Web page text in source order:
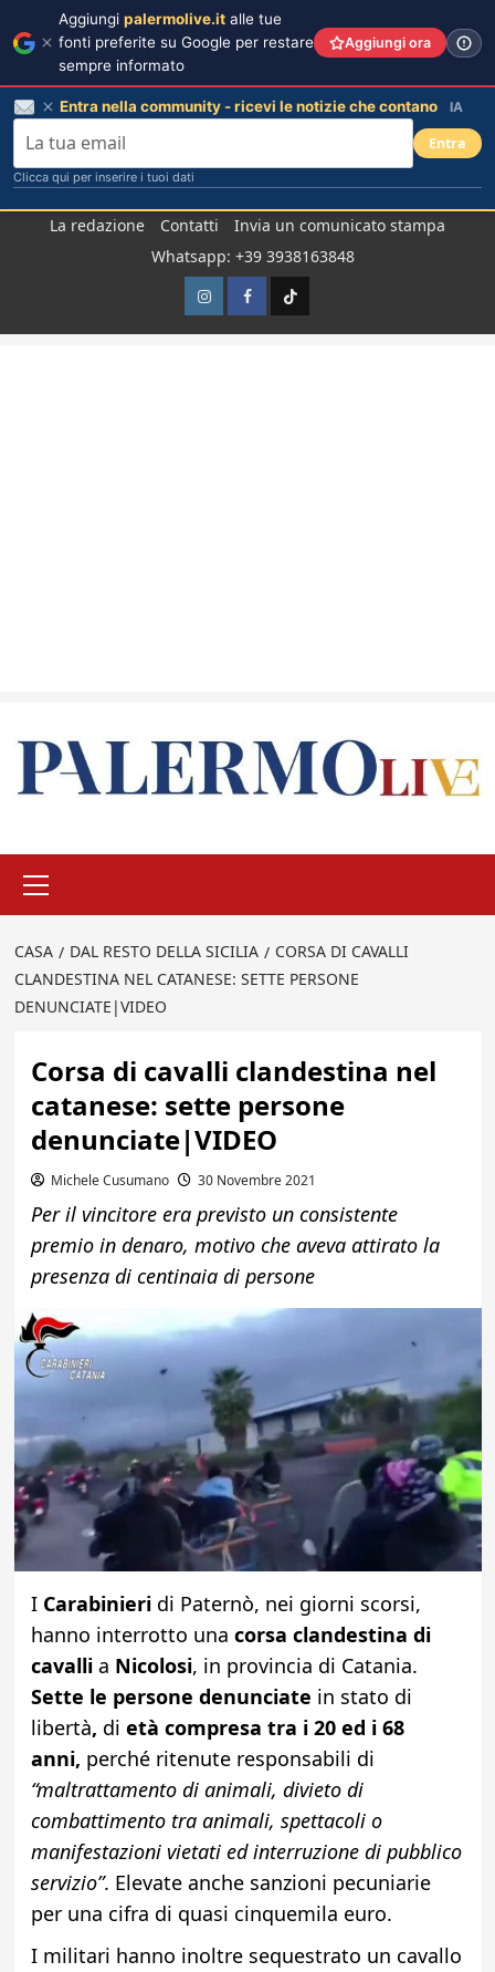
La redazione Contatti
Invia un comunicato stampa
Whatsapp: +39 3938163848
InstagramFacebook
TikTok
principale
CASA DAL RESTO DELLA SICILIA
CORSA DI CAVALLI
CLANDESTINA NEL CATANESE: SETTE PERSONE
DENUNCIATE|VIDEO
Corsa di cavalli clandestina nel
catanese: sette persone
denunciate|VIDEO
Michele Cusumano 30 Novembre 2021
Per il vincitore era previsto un consistente
premio in denaro, motivo che aveva attirato la
presenza di centinaia di persone
ICarabinieridi Paternò, nei giorni scorsi,
hanno interrotto una corsa clandestina di
cavalli a Nicolosi, in provincia di Catania.
Sette le persone denunciate in stato di
libertà, di età compresa tra i 20 ed i 68
anni, perché ritenute responsabili di
“maltrattamento di animali, divieto di
combattimento tra animali, spettacoli o
manifestazioni vietati ed interruzione di pubblico
servizio”. Elevate anche sanzioni pecuniarie
per una cifra di quasi cinquemila euro.
I militari hanno inoltre sequestrato un cavallo
Aggiungi palermolive.it alle tue
fonti preferite su Google per restare
sempre informato
Aggiungi ora
Entra nella community - ricevi le notizie che contano IA
Entra
Clicca qui per inserire i tuoi dati